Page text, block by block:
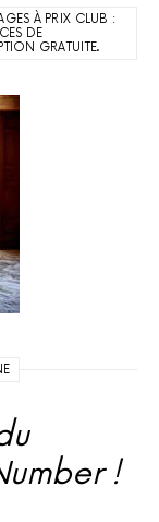
À PRIX CLUB :
DE
GRATUITE.
!